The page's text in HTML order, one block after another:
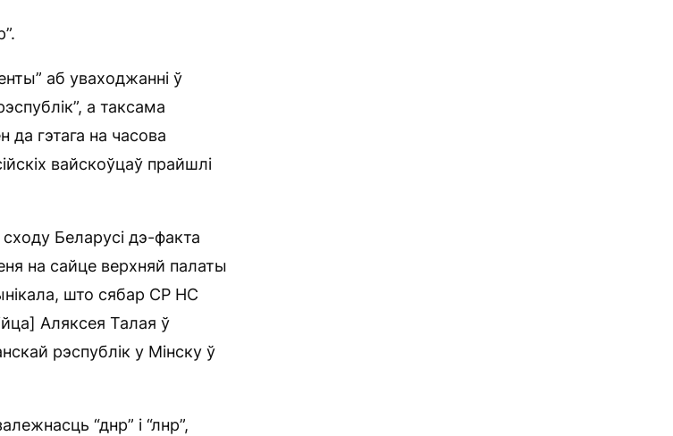
аб уваходжанні ў
а таксама
да гэтага на часова
вайскоўцаў прайшлі
Беларусі дэ-факта
на сайце верхняй палаты
што сябар СР НС
Аляксея Талая ў
рэспублік у Мінску ў
“днр” і “лнр”,